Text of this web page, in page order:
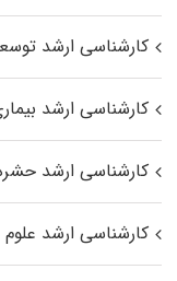
کارشناسی ارشد
کارشناسی ارشد
کارشناسی ارشد
کارشناسی ارشد